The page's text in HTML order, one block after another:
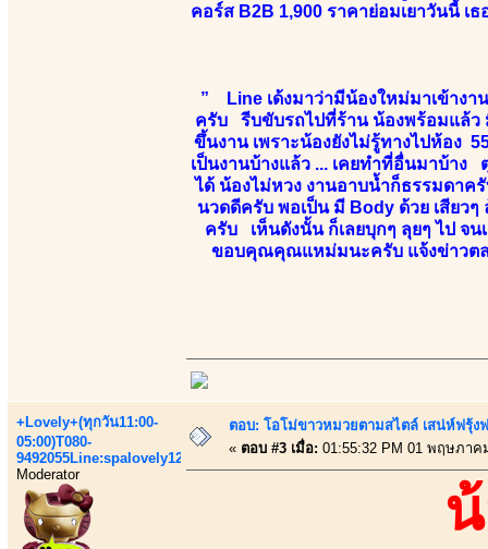
คอร์ส B2B 1,900 ราคาย่อมเยาวันนี้
” Line เด้งมาว่ามีน้องใหม่มาเข้างา
ครับ รีบขับรถไปที่ร้าน น้องพร้อมแล้ว
ขึ้นงาน เพราะน้องยังไม่รู้ทางไปห้อง
เป็นงานบ้างแล้ว ... เคยทำที่อื่นมาบ้า
ได้ น้องไม่หวง งานอาบน้ำก็ธรรมดาค
นวดดีครับ พอเป็น มี Body ด้วย เสียว
ครับ เห็นดังนั้น ก็เลยบุกๆ ลุยๆ ไป จ
ขอบคุณคุณแหม่มนะครับ แจ้งข่าวตล
+Lovely+(ทุกวัน11:00-
05:00)T080-
9492055Line:spalovely123
Moderator
ตอบ: โอโม่ขาวหมวยตามสไตล์ เสน่ห์ฟรุ้ง
« ตอบ #3 เมื่อ: 01:55:32 PM 01 พฤษภาค